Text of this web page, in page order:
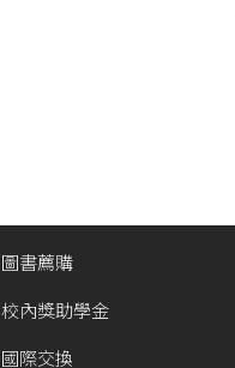
圖書薦購
校內獎助學金
國際交換